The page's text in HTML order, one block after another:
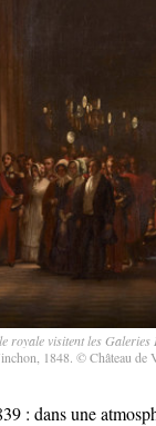
royale visitent les Galeries
1848. © Château
: dans une